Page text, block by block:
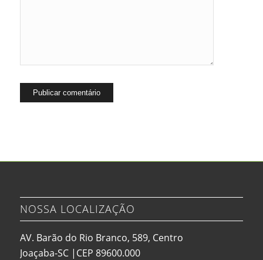
NOSSA LOCALIZAÇÃO
AV. Barão do Rio Branco, 589, Centro
Joaçaba-SC |CEP 89600.000